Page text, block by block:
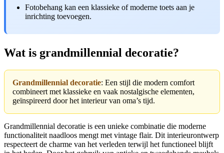
Fotobehang kan een klassieke of moderne toets aan je
inrichting toevoegen.
Wat is grandmillennial decoratie?
Grandmillennial decoratie: Een stijl die modern comfort
combineert met klassieke en vaak nostalgische elementen,
geïnspireerd door het interieur van oma’s tijd.
Grandmillennial decoratie is een unieke combinatie die moderne
functionaliteit naadloos mengt met vintage flair. Dit interieurontwerp
respecteert de charme van het verleden terwijl het functioneel blijft